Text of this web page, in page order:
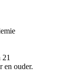
en ouder.